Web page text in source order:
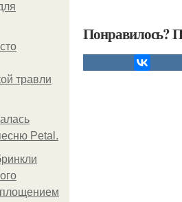
травли
Petal.
Понравилось?